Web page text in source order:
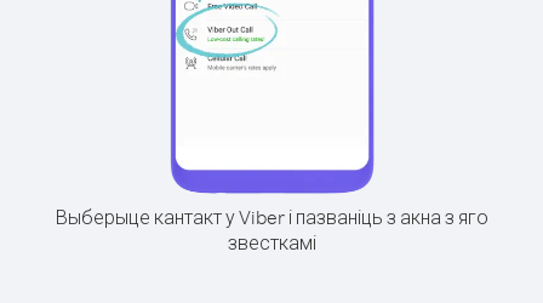
Выберыце кантакт у Viber і пазваніць з акна з яго
звесткамі